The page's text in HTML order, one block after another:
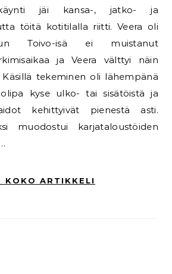
jäi kansa-, jatko- ja
töitä kotitilalla riitti. Veera oli
Toivo-isä ei muistanut
ja Veera välttyi näin
tekeminen oli lähempänä
olipa kyse ulko- tai sisätöistä ja
kehittyivät pienestä asti.
muodostui karjataloustöiden
KOKO ARTIKKELI